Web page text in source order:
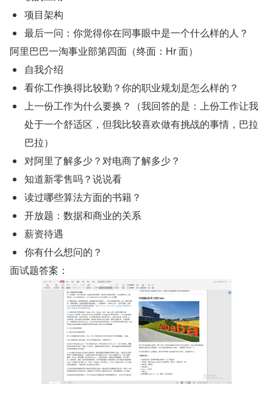
项目架构
最后一问：你觉得你在同事眼中是一个什么样的人？
阿里巴巴一淘事业部第四面（终面：Hr 面）
自我介绍
看你工作换得比较勤？你的职业规划是怎么样的？
上一份工作为什么要换？（我回答的是：上份工作让我
处于一个舒适区，但我比较喜欢做有挑战的事情，巴拉
巴拉）
对阿里了解多少？对电商了解多少？
知道新零售吗？说说看
读过哪些算法方面的书籍？
开放题：数据和商业的关系
薪资待遇
你有什么想问的？
面试题答案：